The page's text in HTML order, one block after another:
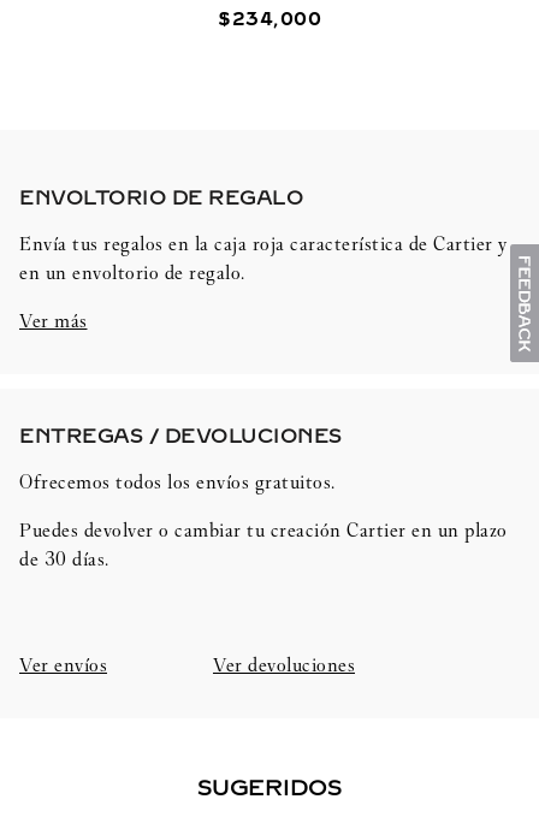
$234,000
ENVOLTORIO DE REGALO​
Envía tus regalos en la caja roja característica de Cartier y
en un envoltorio de regalo.
Ver más
ENTREGAS / DEVOLUCIONES​
Ofrecemos todos los envíos gratuitos.
Puedes devolver o cambiar tu creación Cartier en un plazo
de 30 días.​
Ver envíos Ver devoluciones
SUGERIDOS